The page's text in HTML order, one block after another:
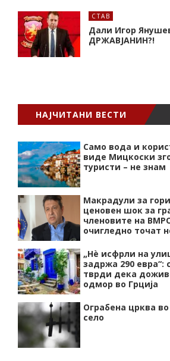
СТАВ
Дали Игор
ДРЖАВЈАНИН?!
НАЈЧИТАНИ ВЕСТИ
Само вода и
виде Мицкоски
туристи – не знам
Макрадули за
ценовен шок за
членовите на
очигледно точат
„Нѐ исфрли на
задржа 290 евра“:
тврди дека
одмор во Грција
Ограбена црква
село